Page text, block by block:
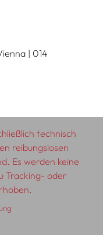
| 014
technisch
reibungslosen
Es werden keine
Tracking- oder